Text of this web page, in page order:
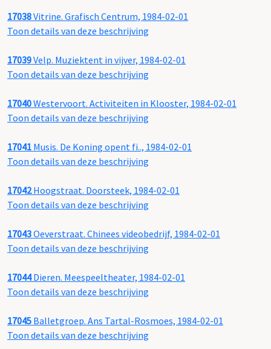
17038Vitrine. Grafisch Centrum, 1984-02-01
Toon details van deze beschrijving
17039Velp. Muziektent in vijver, 1984-02-01
Toon details van deze beschrijving
17040Westervoort. Activiteiten in Klooster, 1984-02-01
Toon details van deze beschrijving
17041 Musis. De Koning opent fi.., 1984-02-01
Toon details van deze beschrijving
17042Hoogstraat. Doorsteek, 1984-02-01
Toon details van deze beschrijving
17043Oeverstraat. Chinees videobedrijf, 1984-02-01
Toon details van deze beschrijving
17044Dieren. Meespeeltheater, 1984-02-01
Toon details van deze beschrijving
17045 Balletgroep. Ans Tartal-Rosmoes, 1984-02-01
Toon details van deze beschrijving